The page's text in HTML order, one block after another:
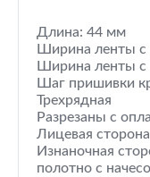
Длина: 44 мм
Ширина ленты с
Ширина ленты
Шаг пришивки
Трехрядная
Разрезаны с
Лицевая
Изнаночная
полотно с